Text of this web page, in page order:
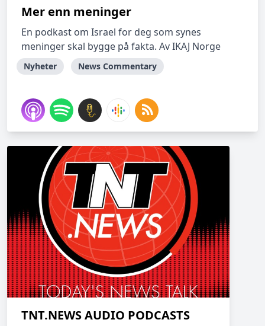
Mer enn meninger
En podkast om Israel for deg som synes
meninger skal bygge på fakta. Av IKAJ Norge
Nyheter News Commentary
TNT.NEWS AUDIO PODCASTS